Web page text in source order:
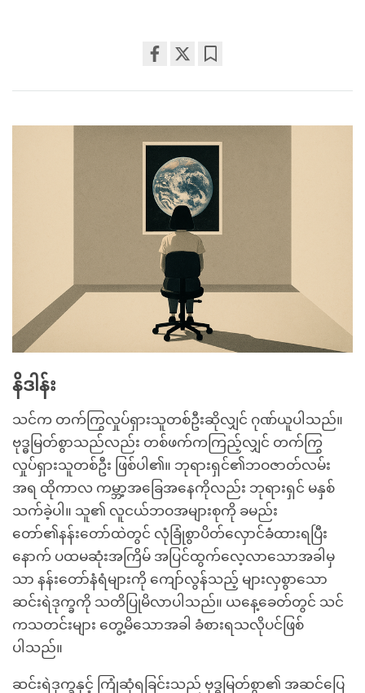
on
နိဒါန်း
သင်က တက်ကြွလှုပ်ရှားသူတစ်ဦးဆိုလျှင် ဂုဏ်ယူပါသည်။
ဗုဒ္ဓမြတ်စွာသည်လည်း တစ်ဖက်ကကြည့်လျှင် တက်ကြွ
လှုပ်ရှားသူတစ်ဦး ဖြစ်ပါ၏။ ဘုရားရှင်၏ဘဝဇာတ်လမ်း
အရ ထိုကာလ ကမ္ဘာ့အခြေအနေကိုလည်း ဘုရားရှင် မနှစ်
သက်ခဲ့ပါ။ သူ၏ လူငယ်ဘဝအများစုကို ခမည်း
တော်၏နန်းတော်ထဲတွင် လုံခြုံစွာပိတ်လှောင်ခံထားရပြီး
နောက် ပထမဆုံးအကြိမ် အပြင်ထွက်လေ့လာသောအခါမှ
သာ နန်းတော်နံရံများကို ကျော်လွန်သည့် များလှစွာသော
ဆင်းရဲဒုက္ခကို သတိပြုမိလာပါသည်။ ယနေ့ခေတ်တွင် သင်
ကသတင်းများ တွေ့မိသောအခါ ခံစားရသလိုပင်ဖြစ်
ပါသည်။
ဆင်းရဲဒုက္ခနှင့် ကြုံဆုံရခြင်းသည် ဗုဒ္ဓမြတ်စွာ၏ အဆင်ပြေ